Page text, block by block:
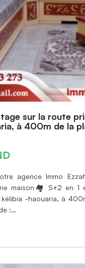
sur la route
à 400m de la
agence Immo
maison🏘 S+2 en 1
-haouaria, à
:…